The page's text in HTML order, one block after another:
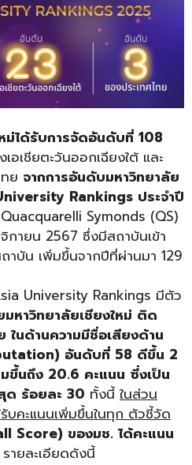
ม่ได้รับการจัดอันดับที่ 108
อเชียตะวันออกเฉียงใต้ และ
ย จากการอันดับมหาวิทยาลัย
Rankings ประจำปี
Symonds (QS)
ายน 2567 ซึ่งมีสถาบันเข้า
บัน เพิ่มขึ้นจากปีที่ผ่านมา 129
University Rankings มีตัว
มหาวิทยาลัยเชียงใหม่ ติด
ในด้านความมีชื่อเสียงด้าน
อันดับที่ 58 ดีขึ้น 2
ขึ้นถึง 20.6 คะแนน ซึ่งเป็น
ด ร้อยละ 30 ทั้งนี้ในส่วน
คะแนนเพิ่มขึ้นในทุก ตัวชี้วัด
Score) ของมช. ได้คะแนน
รายละเอียดดังนี้